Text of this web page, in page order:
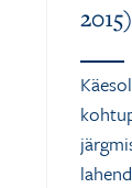
2015)